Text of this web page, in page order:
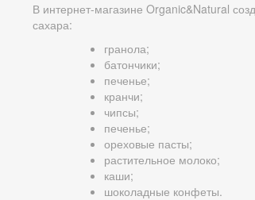
В интернет-магазине Organic&Natural
сахара:
гранола;
батончики;
печенье;
кранчи;
чипсы;
печенье;
ореховые пасты;
растительное молоко;
каши;
шоколадные конфеты.